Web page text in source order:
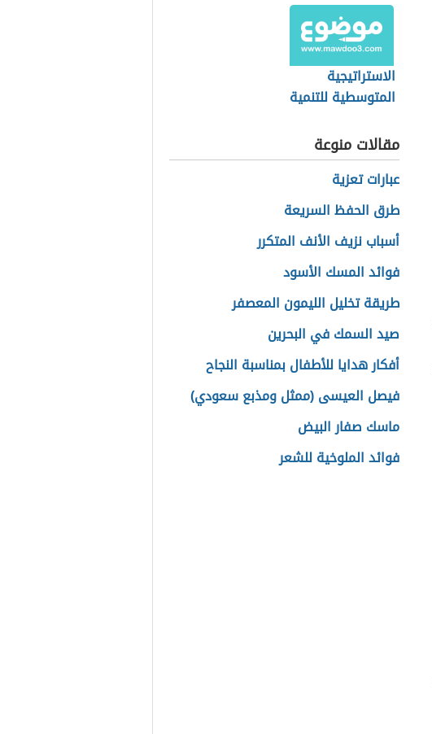
الاستراتيجية
المتوسطية للتنمية
مقالات منوعة
عبارات تعزية
طرق الحفظ السريعة
أسباب نزيف الأنف المتكرر
فوائد المسك الأسود
طريقة تخليل الليمون المعصفر
صيد السمك في البحرين
أفكار هدايا للأطفال بمناسبة النجاح
فيصل العيسى (ممثل ومذبع سعودي)
ماسك صفار البيض
فوائد الملوخية للشعر